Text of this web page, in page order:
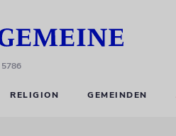
RELIGION GEMEINDEN